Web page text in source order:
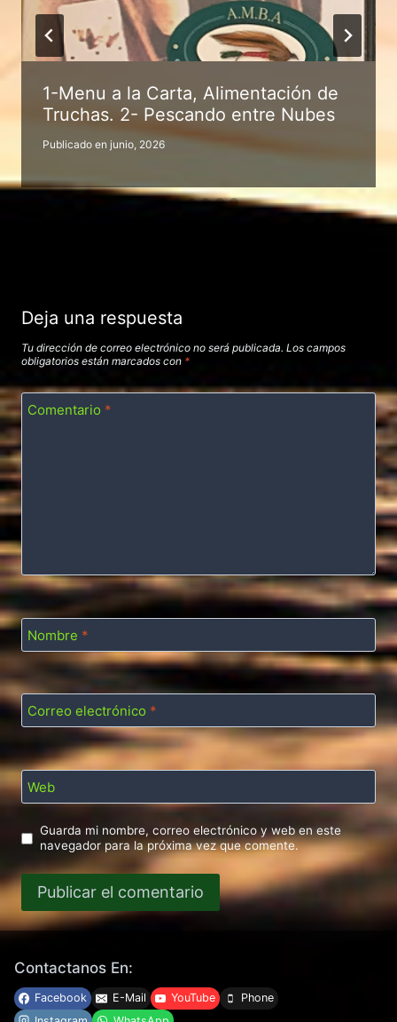
1-Menu a la Carta, Alimentación de
Truchas. 2- Pescando entre Nubes
Publicado en junio, 2026
Deja una respuesta
Tu dirección de correo electrónico no será publicada. Los campos
obligatorios están marcados con *
Comentario *
Nombre *
Correo electrónico *
Web
Guarda mi nombre, correo electrónico y web en este
navegador para la próxima vez que comente.
Contactanos En:
Facebook E-Mail YouTube
Phone